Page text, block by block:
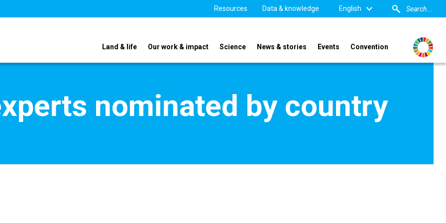
Resources Data & knowledge English
Land & life Our work & impact Science News & stories Events Convention
nominated by country